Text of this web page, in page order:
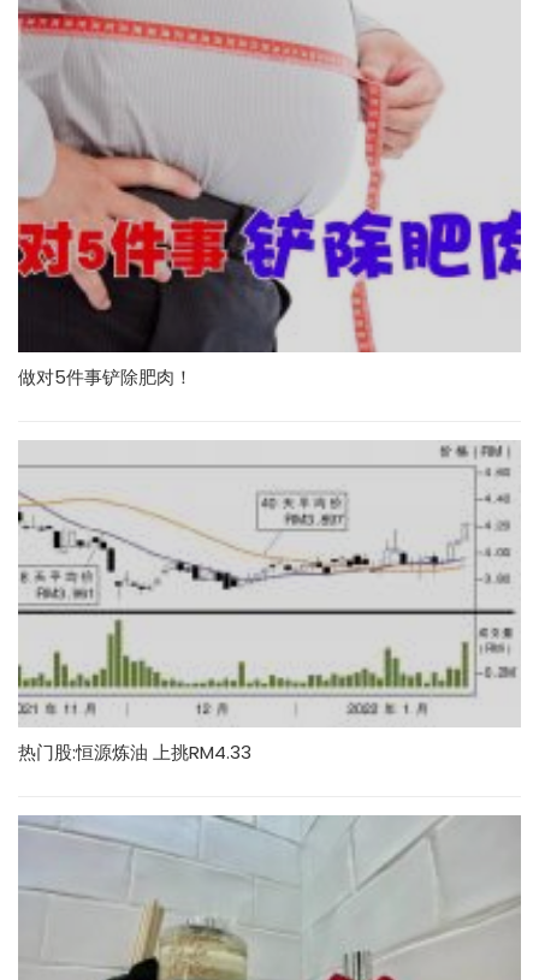
做对5件事铲除肥肉！
热门股:恒源炼油 上挑RM4.33